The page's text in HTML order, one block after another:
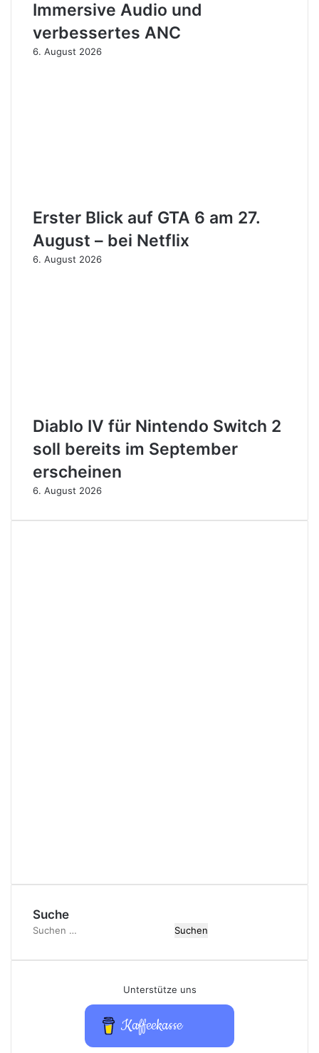
Immersive Audio und
verbessertes ANC
6. August 2026
Erster Blick auf GTA 6 am 27.
August – bei Netflix
6. August 2026
Diablo IV für Nintendo Switch 2
soll bereits im September
erscheinen
6. August 2026
Suche
Suchen
Unterstütze uns
Kaffeekasse